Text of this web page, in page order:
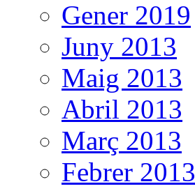
Gener 2019
Juny 2013
Maig 2013
Abril 2013
Març 2013
Febrer 2013